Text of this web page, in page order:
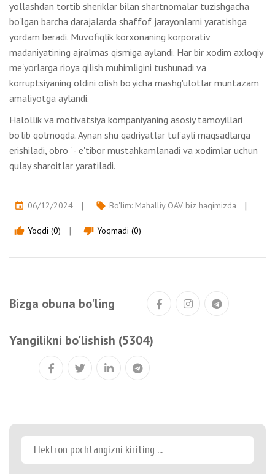
yollashdan tortib sheriklar bilan shartnomalar tuzishgacha
bo'lgan barcha darajalarda shaffof jarayonlarni yaratishga
yordam beradi. Muvofiqlik korxonaning korporativ
madaniyatining ajralmas qismiga aylandi. Har bir xodim axloqiy
me'yorlarga rioya qilish muhimligini tushunadi va
korruptsiyaning oldini olish bo'yicha mashg'ulotlar muntazam
amaliyotga aylandi.
Halollik va motivatsiya kompaniyaning asosiy tamoyillari
bo'lib qolmoqda. Aynan shu qadriyatlar tufayli maqsadlarga
erishiladi, obro ' - e'tibor mustahkamlanadi va xodimlar uchun
qulay sharoitlar yaratiladi.
event 06/12/2024 local_offer Bo'lim: Mahalliy OAV biz haqimizda
thumb_up Yoqdi (0) thumb_down Yoqmadi (0)
Bizga obuna bo'ling
Yangilikni bo'lishish (5304)